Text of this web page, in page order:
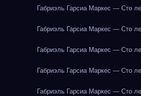
Габриэль Гарсиа Маркес — Сто
Габриэль Гарсиа Маркес — Сто
Габриэль Гарсиа Маркес — Сто
Габриэль Гарсиа Маркес — Сто
Габриэль Гарсиа Маркес — Сто